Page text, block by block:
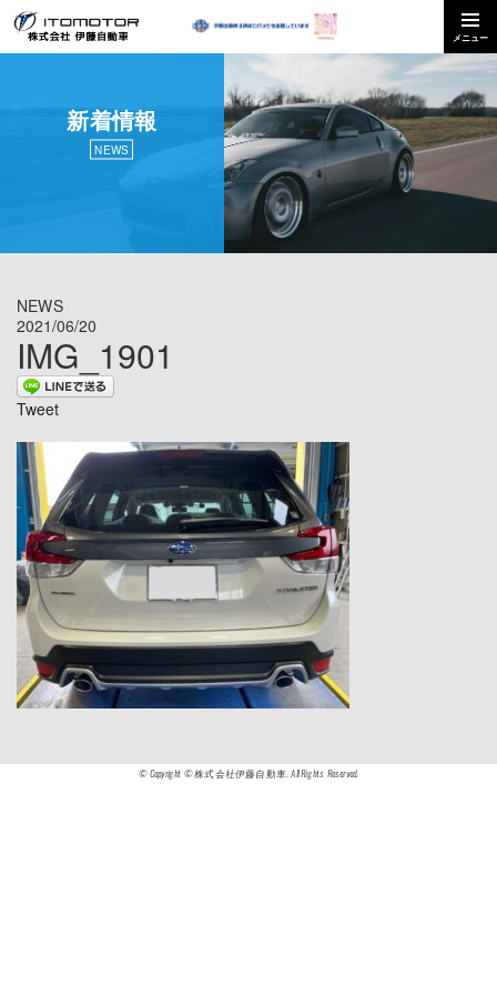
新着情報
NEWS
NEWS
2021/06/20
IMG_1901
Tweet
© Copyright © 株式会社伊藤自動車. All Rights Reserved.